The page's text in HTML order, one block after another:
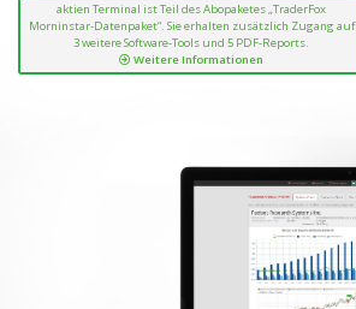
aktien Terminal ist Teil des Abopaketes „TraderFox
Morninstar-Datenpaket“. Sie erhalten zusätzlich Zugang auf
3 weitere Software-Tools und 5 PDF-Reports.
Weitere Informationen